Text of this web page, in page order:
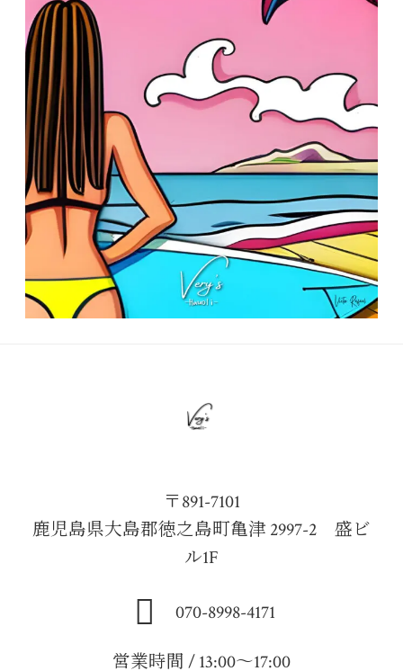
〒891-7101
鹿児島県大島郡徳之島町亀津 2997-2 盛ビ
ル1F
070-8998-4171
営業時間 / 13:00～17:00